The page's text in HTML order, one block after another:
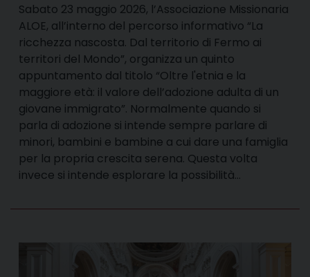
Sabato 23 maggio 2026, l’Associazione Missionaria
ALOE, all’interno del percorso informativo “La
ricchezza nascosta. Dal territorio di Fermo ai
territori del Mondo”, organizza un quinto
appuntamento dal titolo “Oltre l'etnia e la
maggiore età: il valore dell’adozione adulta di un
giovane immigrato”. Normalmente quando si
parla di adozione si intende sempre parlare di
minori, bambini e bambine a cui dare una famiglia
per la propria crescita serena. Questa volta
invece si intende esplorare la possibilità…